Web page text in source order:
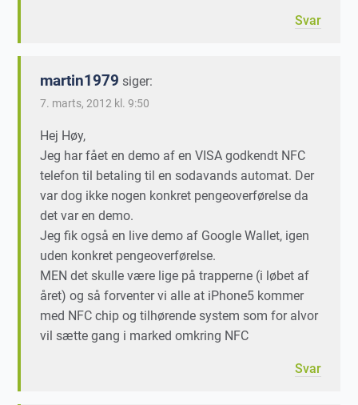
Svar
martin1979 siger:
7. marts, 2012 kl. 9:50
Hej Høy,
Jeg har fået en demo af en VISA godkendt NFC
telefon til betaling til en sodavands automat. Der
var dog ikke nogen konkret pengeoverførelse da
det var en demo.
Jeg fik også en live demo af Google Wallet, igen
uden konkret pengeoverførelse.
MEN det skulle være lige på trapperne (i løbet af
året) og så forventer vi alle at iPhone5 kommer
med NFC chip og tilhørende system som for alvor
vil sætte gang i marked omkring NFC
Svar